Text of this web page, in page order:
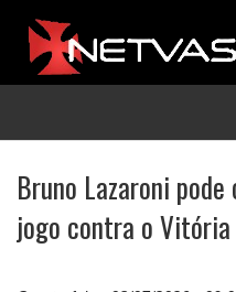
Bruno Lazaroni
jogo contra o Vitória